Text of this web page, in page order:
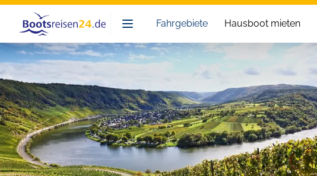
Bootsreisen24 Fahrgebiete Hausboot mieten